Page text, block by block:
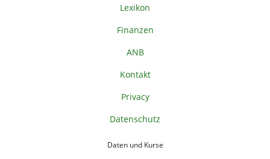
Lexikon
Finanzen
ANB
Kontakt
Privacy
Datenschutz
Daten und Kurse